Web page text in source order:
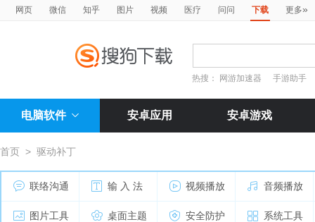
网页 微信 知乎 图片 视频 医疗 问问 下载 更多»
热搜： 网游加速器 手游助手
电脑软件 安卓应用 安卓游戏
首页 > 驱动补丁
联络沟通 输 入 法 视频播放 音频播放
图片工具 桌面主题 安全防护 系统工具